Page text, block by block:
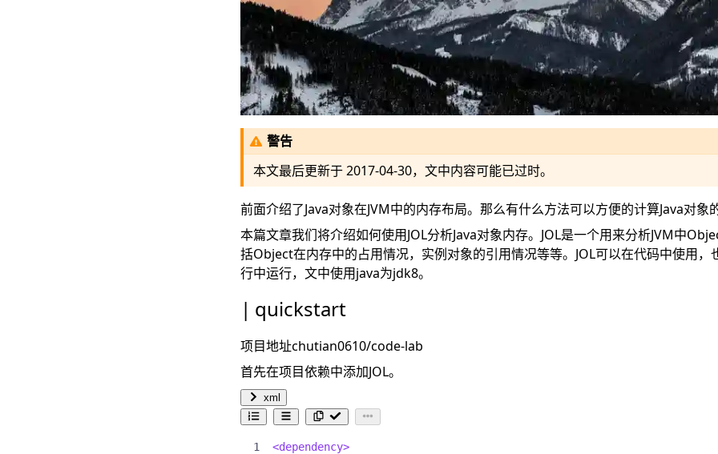
警告
本文最后更新于2017-04-30，文中内容可能已过时。
前面介绍了Java对象在JVM中的内存布局。那么有什么方法可以方便的计算Java对象
本篇文章我们将介绍如何使用JOL分析Java对象内存。JOL是一个用来分析JVM中
括Object在内存中的占用情况，实例对象的引用情况等等。JOL可以在代码中使用，
行中运行，文中使用java为jdk8。
quickstart
项目地址chutian0610/code-lab
首先在项目依赖中添加JOL。
xml
<dependency>